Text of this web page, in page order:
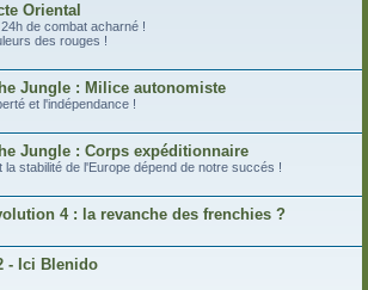
Oriental
de combat acharné !
des rouges !
Jungle : Milice autonomiste
et l'indépendance !
Jungle : Corps expéditionnaire
la stabilité de l'Europe dépend de notre succés !
4 : la revanche des frenchies ?
- Ici Blenido